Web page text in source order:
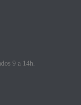
9 a 14h.